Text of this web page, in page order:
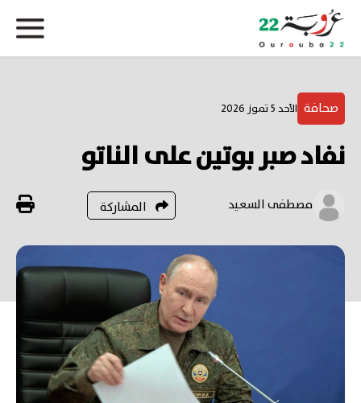
صحافة الأحد 5 تموز 2026
نفاد صبر بوتين على الناتو
مصطفى السعيد المشاركة